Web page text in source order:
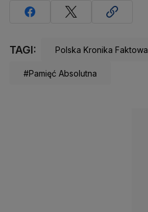
TAGI: Polska Kronika Faktowa
#Pamięć Absolutna